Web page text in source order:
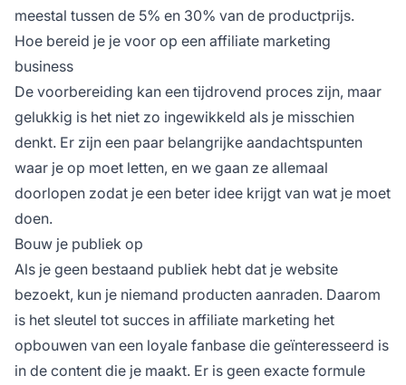
meestal tussen de 5% en 30% van de productprijs.
Hoe bereid je je voor op een affiliate marketing
business
De voorbereiding kan een tijdrovend proces zijn, maar
gelukkig is het niet zo ingewikkeld als je misschien
denkt. Er zijn een paar belangrijke aandachtspunten
waar je op moet letten, en we gaan ze allemaal
doorlopen zodat je een beter idee krijgt van wat je moet
doen.
Bouw je publiek op
Als je geen bestaand publiek hebt dat je website
bezoekt, kun je niemand producten aanraden. Daarom
is het sleutel tot succes in affiliate marketing het
opbouwen van een loyale fanbase die geïnteresseerd is
in de content die je maakt. Er is geen exacte formule